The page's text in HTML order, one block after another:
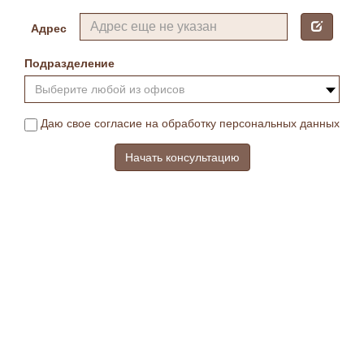
Адрес
Подразделение
Выберите любой из офисов
Даю свое согласие на обработку персональных данных
Начать консультацию